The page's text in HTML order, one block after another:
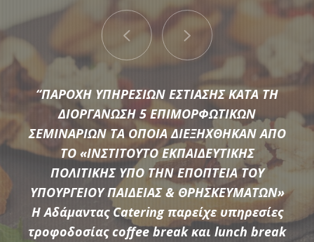
Μια μεγάλη ποικιλία από τις πιο σύγχρονες προτάσεις της
αγοράς συνθέτουν τον εξοπλισμό που διαθέτει η
Αδάμαντας Catering για να υποστηρίξουμε τις ξεχωριστές
ανάγκες κάθε εκδήλωσης.
“ΠΑΡΟΧΗ ΥΠΗΡΕΣΙΩΝ ΕΣΤΙΑΣΗΣ ΚΑΤΑ ΤΗ
ΔΙΟΡΓΑΝΩΣΗ 5 ΕΠΙΜΟΡΦΩΤΙΚΩΝ
ΣΕΜΙΝΑΡΙΩΝ ΤΑ ΟΠΟΙΑ ΔΙΕΞΗΧΘΗΚΑΝ ΑΠΟ
ΤΟ «ΙΝΣΤΙΤΟΥΤΟ ΕΚΠΑΙΔΕΥΤΙΚΗΣ
ΠΟΛΙΤΙΚΗΣ ΥΠΟ ΤΗΝ ΕΠΟΠΤΕΙΑ ΤΟΥ
ΥΠΟΥΡΓΕΙΟΥ ΠΑΙΔΕΙΑΣ & ΘΡΗΣΚΕΥΜΑΤΩΝ»
Η Αδάμαντας Catering παρείχε υπηρεσίες
τροφοδοσίας coffee break και lunch break